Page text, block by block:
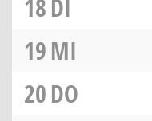
18DI
19MI
20DO